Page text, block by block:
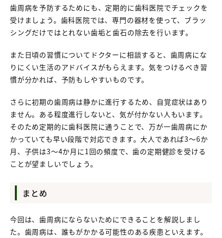
歯周病を予防するためにも、定期的に歯科医院でチェックを
受けましょう。歯科医院では、専門の器材を使って、ブラッ
シングだけではとれない歯垢と歯石の除去を行います。
また日頃の習慣についてドクターに相談すると、歯周病にな
りにくい生活のアドバイスがもらえます。気をつけるべき習
慣が分かれば、予防もしやすいものです。
さらに初期の歯周病は静かに進行するため、自覚症状はあり
ません。ある程度進行しないと、気が付かない人もいます。
そのため定期的に歯科医院に通うことで、万が一歯周病にか
かっていても早い段階で対応できます。大人であれば3～6か
月、子供は3～4か月に1回の頻度で、歯の定期健診を受ける
ことが望ましいでしょう。
まとめ
今回は、歯周病にならないためにできることを解説しまし
た。歯周病は、誰もがかかる可能性のある疾患といえます。